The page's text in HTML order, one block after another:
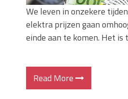
We leven in onzekere
elektra prijzen gaan
einde aan te komen. Het
Read More